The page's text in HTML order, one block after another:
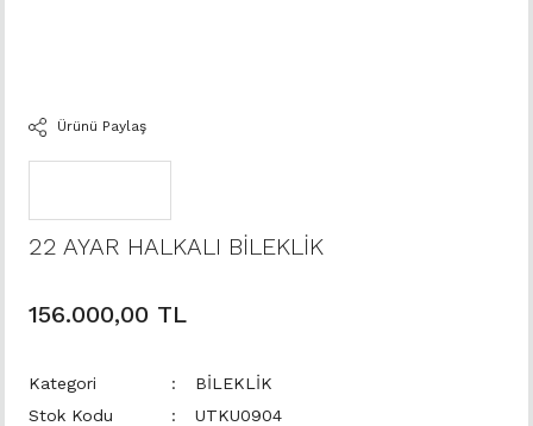
Ürünü Paylaş
22 AYAR HALKALI BİLEKLİK
156.000,00 TL
Kategori
BİLEKLİK
Stok Kodu
UTKU0904